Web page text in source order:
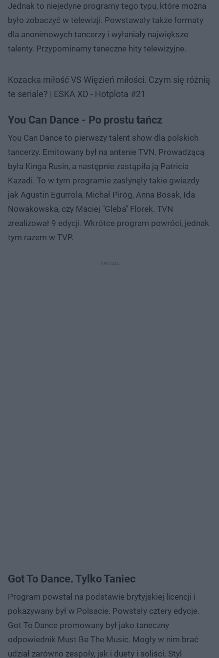
Jednak to niejedyne programy tego typu, które można
było zobaczyć w telewizji. Powstawały także formaty
dla anonimowych tancerzy i wyłaniały największe
talenty. Przypominamy taneczne hity telewizyjne.
Kozacka miłość VS Więzień miłości. Czym się różnią
te seriale? | ESKA XD - Hotplota #21
You Can Dance - Po prostu tańcz
You Can Dance to pierwszy talent show dla polskich
tancerzy. Emitowany był na antenie TVN. Prowadzącą
była Kinga Rusin, a następnie zastąpiła ją Patricia
Kazadi. To w tym programie zasłynęły takie gwiazdy
jak Agustin Egurrola, Michał Piróg, Anna Bosak, Ida
Nowakowska, czy Maciej "Gleba" Florek. TVN
zrealizował 9 edycji. Wkrótce program powróci, jednak
tym razem w TVP.
Got To Dance. Tylko Taniec
Program powstał na podstawie brytyjskiej licencji i
pokazywany był w Polsacie. Powstały cztery edycje.
Got To Dance promowany był jako taneczny
odpowiednik Must Be The Music. Mogły w nim brać
udział zarówno zespoły, jak i duety i soliści. Styl